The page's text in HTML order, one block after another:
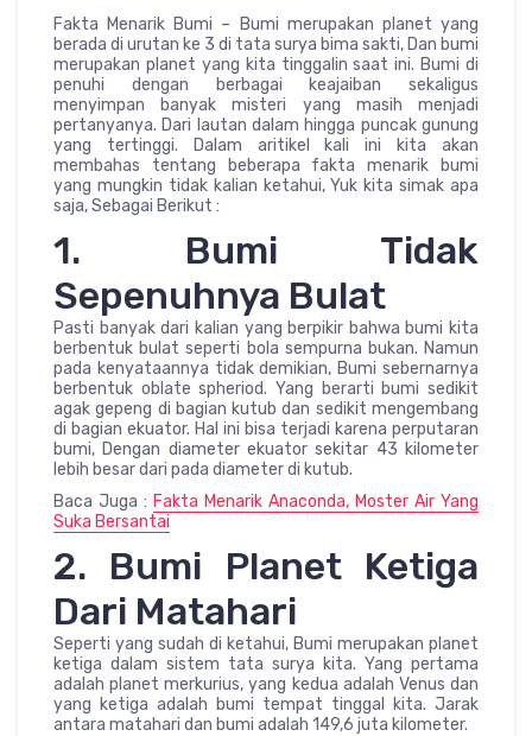
Fakta Menarik Bumi – Bumi merupakan planet yang
berada di urutan ke 3 di tata surya bima sakti, Dan bumi
merupakan planet yang kita tinggalin saat ini. Bumi di
penuhi dengan berbagai keajaiban sekaligus
menyimpan banyak misteri yang masih menjadi
pertanyanya. Dari lautan dalam hingga puncak gunung
yang tertinggi. Dalam aritikel kali ini kita akan
membahas tentang beberapa fakta menarik bumi
yang mungkin tidak kalian ketahui, Yuk kita simak apa
saja, Sebagai Berikut :
1. Bumi Tidak
Sepenuhnya Bulat
Pasti banyak dari kalian yang berpikir bahwa bumi kita
berbentuk bulat seperti bola sempurna bukan. Namun
pada kenyataannya tidak demikian, Bumi sebernarnya
berbentuk oblate spheriod. Yang berarti bumi sedikit
agak gepeng di bagian kutub dan sedikit mengembang
di bagian ekuator. Hal ini bisa terjadi karena perputaran
bumi, Dengan diameter ekuator sekitar 43 kilometer
lebih besar dari pada diameter di kutub.
Baca Juga : Fakta Menarik Anaconda, Moster Air Yang
Suka Bersantai
2. Bumi Planet Ketiga
Dari Matahari
Seperti yang sudah di ketahui, Bumi merupakan planet
ketiga dalam sistem tata surya kita. Yang pertama
adalah planet merkurius, yang kedua adalah Venus dan
yang ketiga adalah bumi tempat tinggal kita. Jarak
antara matahari dan bumi adalah 149,6 juta kilometer.